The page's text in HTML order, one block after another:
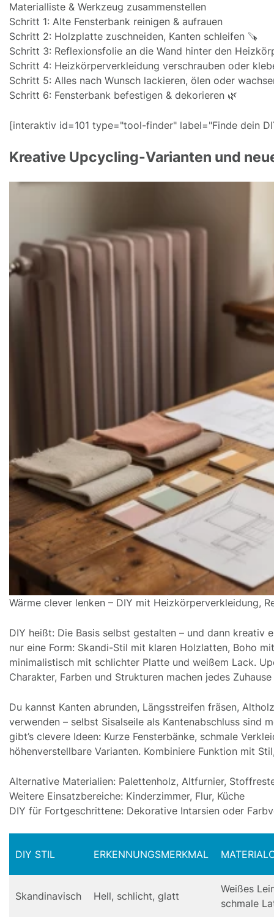
Materialliste & Werkzeug zusammenstellen
Schritt 1: Alte Fensterbank reinigen & aufrauen
Schritt 2: Holzplatte zuschneiden, Kanten schleifen 🪚
Schritt 3: Reflexionsfolie an die Wand hinter den
Schritt 4: Heizkörperverkleidung verschrauben oder
Schritt 5: Alles nach Wunsch lackieren, ölen oder
Schritt 6: Fensterbank befestigen & dekorieren 🌿
[interaktiv id=101 type="tool-finder" label="Finde dein
Kreative Upcycling-Varianten und
Wärme clever lenken – DIY mit Heizkörperverkleidung,
DIY heißt: Die Basis selbst gestalten – und dann kreativ
nur eine Form: Skandi-Stil mit klaren Holzlatten, Boho
minimalistisch mit schlichter Platte und weißem Lack.
Charakter, Farben und Strukturen machen jedes
Du kannst Kanten abrunden, Längsstreifen fräsen,
verwenden – selbst Sisalseile als Kantenabschluss sind
gibt’s clevere Ideen: Kurze Fensterbänke, schmale
höhenverstellbare Varianten. Kombiniere Funktion mit
Alternative Materialien: Palettenholz, Altfurnier,
Weitere Einsatzbereiche: Kinderzimmer, Flur, Küche
DIY für Fortgeschrittene: Dekorative Intarsien oder
DIY STIL ERKENNUNGSMERKMAL
Skandinavisch Hell, schlicht, glatt
Weißes
schmale